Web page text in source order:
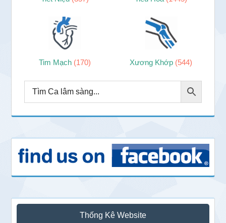
Tim Mạch (170) Xương Khớp (544)
Thống Kê Website